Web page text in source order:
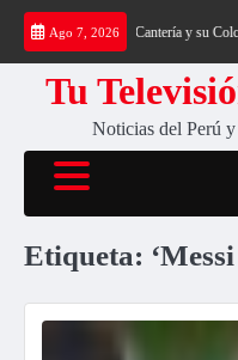
Saltar
contenido
Ago 7, 2026
Trekking al Cerro Cantería y su
Tu
Noticias del Perú
Etiqueta: